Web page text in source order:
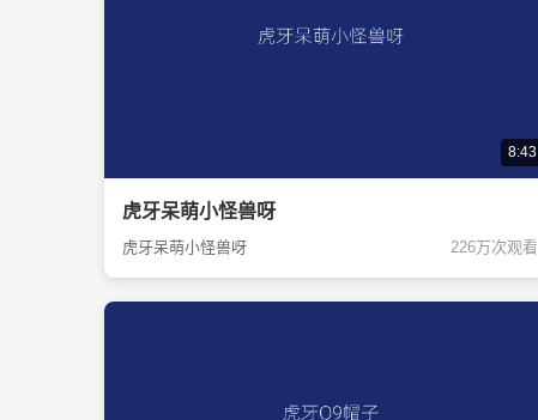
8:43
虎牙呆萌小怪兽呀
虎牙呆萌小怪兽呀 226万次观看